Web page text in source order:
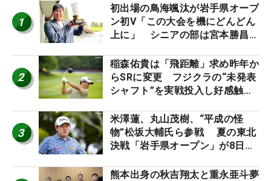
1
初出場の鳥海颯汰が岩手県オープ
ン初V「この大会を機にどんどん
上に」 シニアの部は宮本勝昌が
2
稲森佑貴は「飛距離」求め昨年か
らSRに変更 フジクラの“未発表
シャフト”を実戦投入し好感触
ーのヒトネタ！】
3
米澤蓮、丸山茂樹、“平成の怪
物”松坂大輔氏ら参戦 夏の東北
決戦「岩手県オープン」が8日開
熊本出身の秋吉翔太と重永亜斗夢